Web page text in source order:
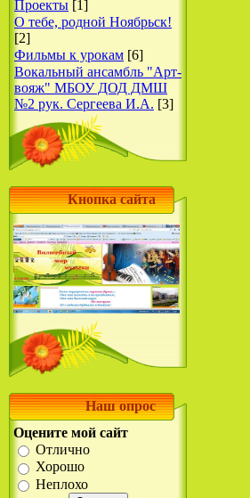
Проекты [1]
О тебе, родной Ноябрьск!
[2]
Фильмы к урокам [6]
Вокальный ансамбль "Арт-
вояж" МБОУ ДОД ДМШ
№2 рук. Сергеева И.А. [3]
Кнопка сайта
Наш опрос
Оцените мой сайт
Отлично
Хорошо
Неплохо